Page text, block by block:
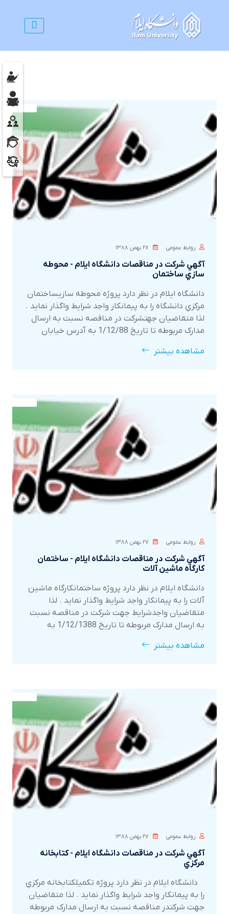
روابط عمومی ۲۷ بهمن ۱۳۸۸
آگهي شرکت در مناقصات دانشگاه ايلام - محوطه
سازي ساختمان
دانشگاه ايلام در نظر دارد پروژه محوطه سازيساختمان
مرکزي دانشگاه را به پيمانکار واجد شرايط واگذار نمايد .
لذا متقاضيان جهتشرکت در مناقصه نسبت به ارسال
مدارک مربوطه تا تاريخ 1/12/88 به آدرس خيابان
دفتر طرحه
مشاهده بیشتر
روابط عمومی ۲۷ بهمن ۱۳۸۸
آگهي شرکت در مناقصات دانشگاه ايلام - ساختمان
کارگاه ماشين آلات
دانشگاه ايلام در نظر دارد پروژه ساختمانکارگاه ماشين
آلات را به پيمانکار واجد شرايط واگذار نمايد . لذا
متقاضيان واجدشرايط جهت شرکت در مناقصه نسبت
به ارسال مدارک مربوطه تا تاريخ 1/12/1388 به
مرکزي – دفترطرحهاي
مشاهده بیشتر
روابط عمومی ۲۷ بهمن ۱۳۸۸
آگهي شرکت در مناقصات دانشگاه ايلام - کتابخانه
مرکزي
دانشگاه ايلام در نظر دارد پروژه تکميلکتابخانه مرکزي
را به پيمانکار واجد شرايط واگذار نمايد . لذا متقاضيان
جهت شرکتدر مناقصه نسبت به ارسال مدارک مربوطه